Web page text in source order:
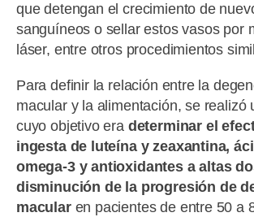
que detengan el crecimiento de
sanguíneos o sellar estos vasos por
láser, entre otros procedimientos
Para definir la relación entre la
macular y la alimentación, se realizó
cuyo objetivo era determinar el
ingesta de luteína y zeaxantina,
omega-3 y antioxidantes a altas
disminución de la progresión de
macular en pacientes de entre 50 a